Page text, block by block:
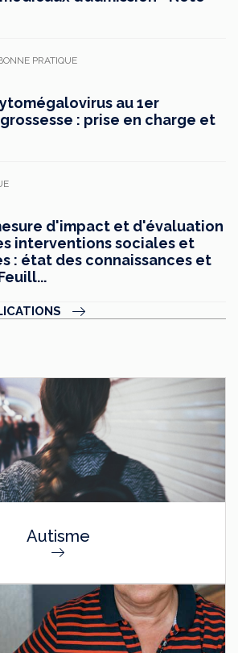
PRATIQUE
au 1er
: prise en charge et
d'impact et d'évaluation
interventions sociales et
: état des connaissances et
Autisme